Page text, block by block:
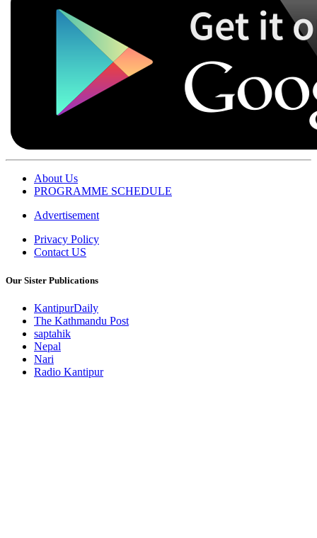
About Us
PROGRAMME SCHEDULE
Advertisement
Privacy Policy
Contact US
Our Sister Publications
KantipurDaily
The Kathmandu Post
saptahik
Nepal
Nari
Radio Kantipur